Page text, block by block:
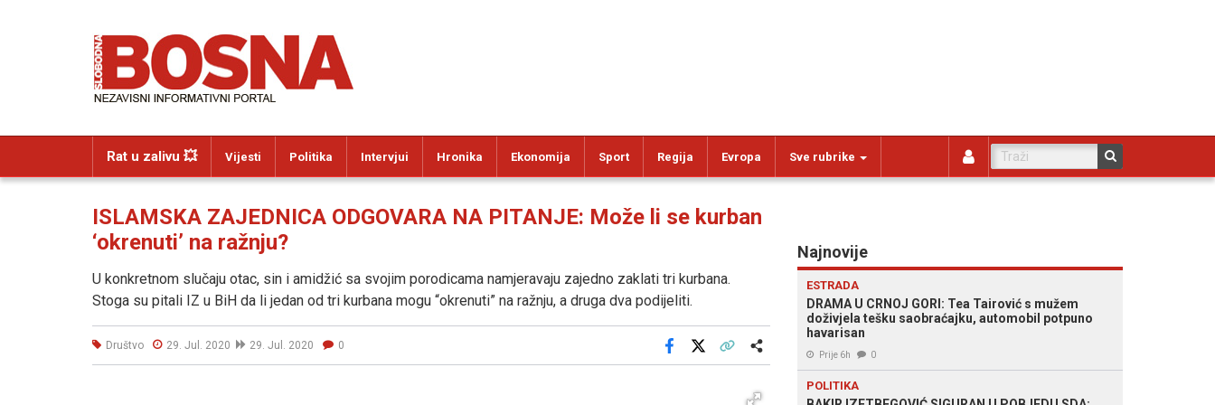
Rat u zalivu 💥 Vijesti Politika Intervjui Hronika Ekonomija Sport Regija Evropa Sve rubrike
ISLAMSKA ZAJEDNICA ODGOVARA NA PITANJE: Može li se kurban
‘okrenuti’ na ražnju?
U konkretnom slučaju otac, sin i amidžić sa svojim porodicama namjeravaju zajedno zaklati tri kurbana.
Stoga su pitali IZ u BiH da li jedan od tri kurbana mogu “okrenuti” na ražnju, a druga dva podijeliti.
Društvo 29. Jul. 2020 29. Jul. 2020 0
Facebook
Najnovije
ESTRADA
DRAMA U CRNOJ GORI: Tea Tairović s mužem
doživjela tešku saobraćajku, automobil potpuno
havarisan
Prije 6h 0
POLITIKA